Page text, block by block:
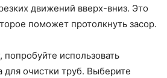
движений вверх-вниз. Это
поможет протолкнуть засор.
попробуйте использовать
для очистки труб. Выберите